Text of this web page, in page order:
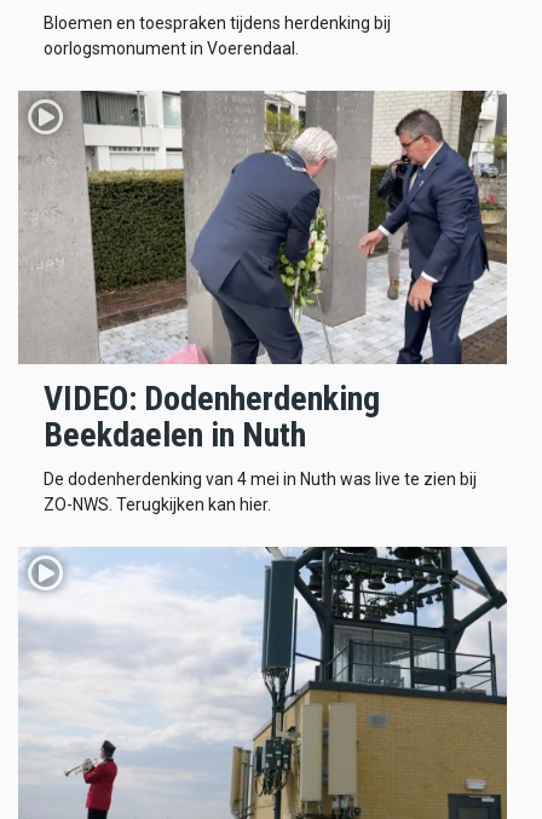
Bloemen en toespraken tijdens herdenking bij
oorlogsmonument in Voerendaal.
VIDEO: Dodenherdenking
Beekdaelen in Nuth
De dodenherdenking van 4 mei in Nuth was live te zien bij
ZO-NWS. Terugkijken kan hier.